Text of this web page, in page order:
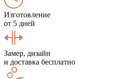
Изготовление
от 5 дней
Замер, дизайн
и доставка бесплатно